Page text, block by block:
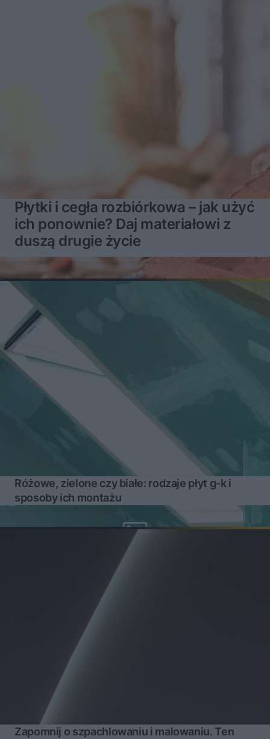
Płytki i cegła rozbiórkowa – jak użyć
ich ponownie? Daj materiałowi z
duszą drugie życie
Różowe, zielone czy białe: rodzaje płyt g-k i
sposoby ich montażu
Zapomnij o szpachlowaniu i malowaniu. Ten